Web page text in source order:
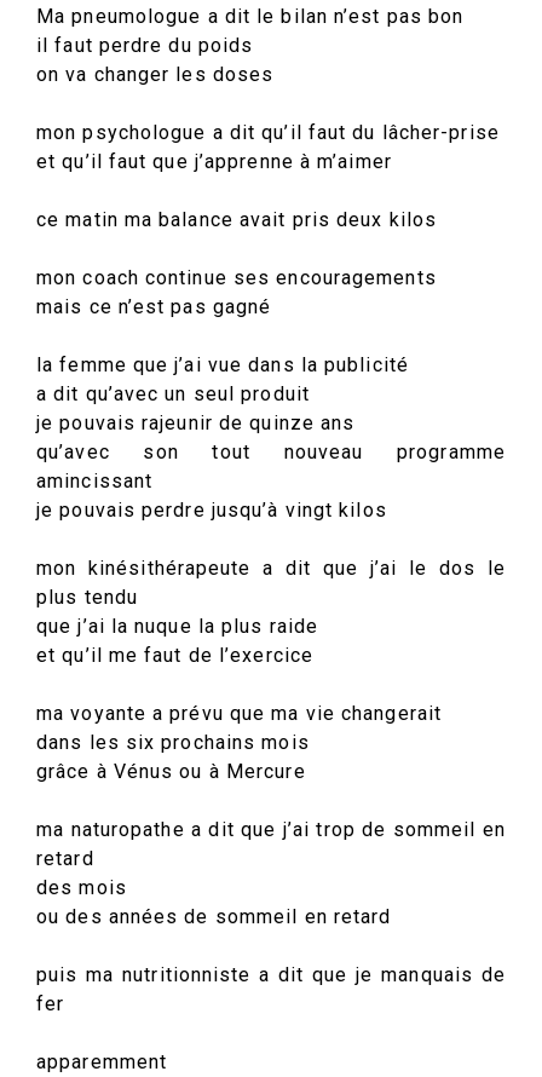
Ma pneumologue a dit le bilan n’est pas bon
il faut perdre du poids
on va changer les doses
mon psychologue a dit qu’il faut du lâcher-prise
et qu’il faut que j’apprenne à m’aimer
ce matin ma balance avait pris deux kilos
mon coach continue ses encouragements
mais ce n’est pas gagné
la femme que j’ai vue dans la publicité
a dit qu’avec un seul produit
je pouvais rajeunir de quinze ans
qu’avec son tout nouveau programme
amincissant
je pouvais perdre jusqu’à vingt kilos
mon kinésithérapeute a dit que j’ai le dos le
plus tendu
que j’ai la nuque la plus raide
et qu’il me faut de l’exercice
ma voyante a prévu que ma vie changerait
dans les six prochains mois
grâce à Vénus ou à Mercure
ma naturopathe a dit que j’ai trop de sommeil en
retard
des mois
ou des années de sommeil en retard
puis ma nutritionniste a dit que je manquais de
fer
apparemment